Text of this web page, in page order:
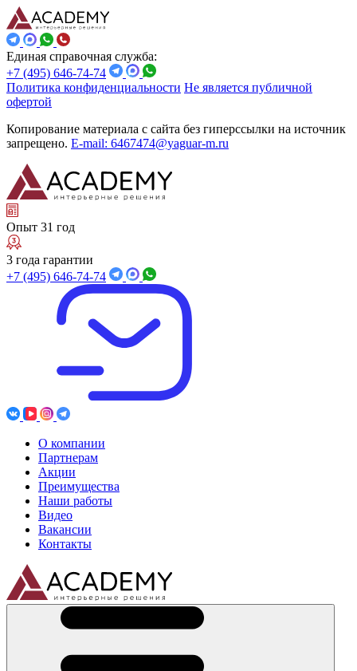
Единая справочная служба:
+7 (495) 646-74-74
Политика конфиденциальности Не является публичной
офертой
Копирование материала с сайта без гиперссылки на источник
запрещено. E-mail: 6467474@yaguar-m.ru
Опыт 31 год
3 года гарантии
+7 (495) 646-74-74
О компании
Партнерам
Акции
Преимущества
Наши работы
Видео
Вакансии
Контакты